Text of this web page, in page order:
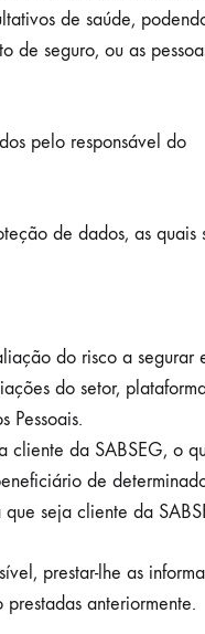
de saúde,
de seguro, ou as
pelo responsável do
de dados, as quais
do risco a segurar
do setor,
Pessoais.
cliente da SABSEG, o
de
seja cliente da
prestar-lhe as
anteriormente.